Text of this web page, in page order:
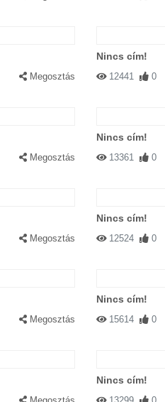
Megosztás
Nincs cím!
12441 0
Megosztás
Nincs cím!
13361 0
Megosztás
Nincs cím!
12524 0
Megosztás
Nincs cím!
15614 0
Nincs cím!